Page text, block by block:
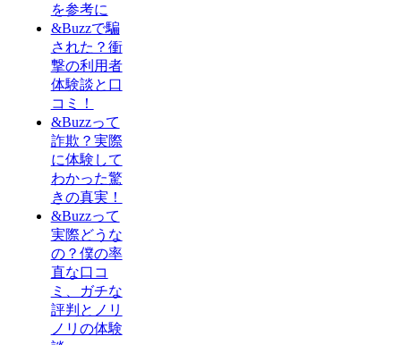
を参考に
&Buzzで騙
された？衝
撃の利用者
体験談と口
コミ！
&Buzzって
詐欺？実際
に体験して
わかった驚
きの真実！
&Buzzって
実際どうな
の？僕の率
直な口コ
ミ、ガチな
評判とノリ
ノリの体験